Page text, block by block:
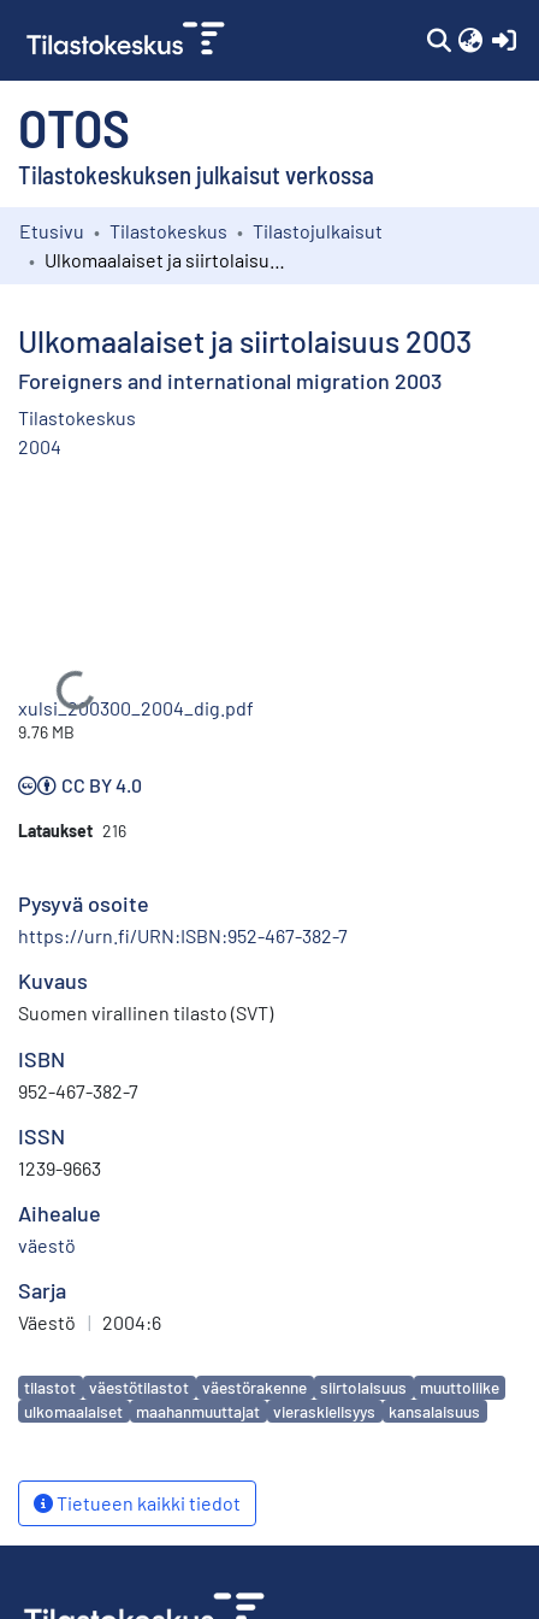
OTOS
Tilastokeskuksen julkaisut verkossa
Kokoelmat
Etusivu Tilastokeskus
Tilastojulkaisut
Ulkomaalaiset ja siirtolaisuus 2003
Foreigners and international migration 2003
Tilastokeskus
2004
Ladataan...
xulsi_200300_2004_dig.pdf
9.76 MB
CC BY 4.0
Lataukset 216
Pysyvä osoite
https://urn.fi/URN:ISBN:952-467-382-7
Kuvaus
Suomen virallinen tilasto (SVT)
ISBN
952-467-382-7
ISSN
1239-9663
Aihealue
väestö
Sarja
Väestö | 2004:6
Avainsanat
tilastot väestötilastot väestörakenne siirtolaisuus
muuttoliike
ulkomaalaiset
maahanmuuttajat vieraskielisyys kansalaisuus
Tietueen kaikki tiedot